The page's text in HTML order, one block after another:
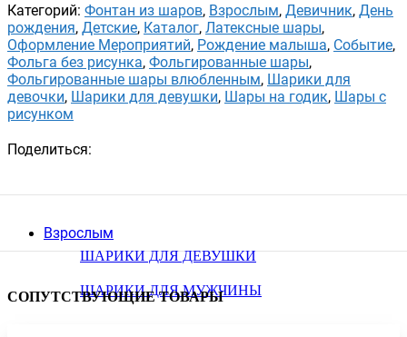
Взрослым
ШАРИКИ ДЛЯ ДЕВУШКИ
ШАРИКИ ДЛЯ МУЖЧИНЫ
Категорий: Фонтан из шаров, Взрослым, Девичник, День
рождения, Детские, Каталог, Латексные шары,
Оформление Мероприятий, Рождение малыша, Событие,
Фольга без рисунка, Фольгированные шары,
Фольгированные шары влюбленным, Шарики для
девочки, Шарики для девушки, Шары на годик, Шары с
рисунком
Поделиться:
СОПУТСТВУЮЩИЕ ТОВАРЫ